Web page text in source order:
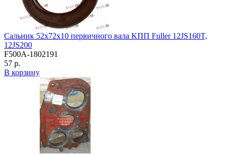
Сальник 52х72х10 первичного вала KПП Fuller 12JS160T,
12JS200
F500A-1802191
57 р.
В корзину